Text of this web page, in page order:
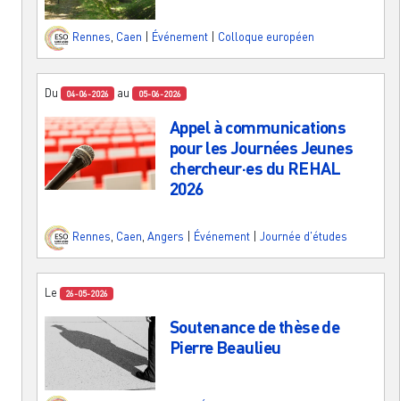
Rennes Caen Événement Colloque européen
Du 04-06-2026 au 05-06-2026
Appel à communications
pour les Journées Jeunes
chercheur·es du REHAL
2026
Rennes, Caen, Angers Événement Journée d'études
Le 26-05-2026
Soutenance de thèse de
Pierre Beaulieu